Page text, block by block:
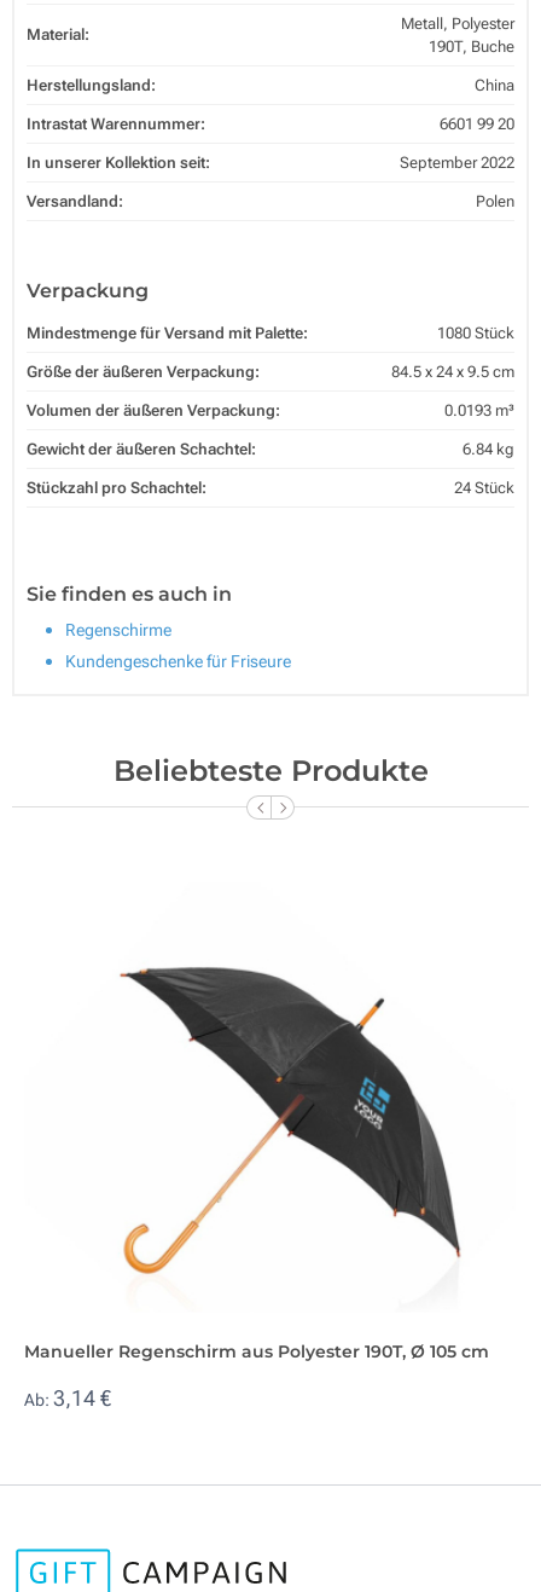
Material:
Metall, Polyester
190T, Buche
Herstellungsland: China
Intrastat Warennummer: 6601 99 20
In unserer Kollektion seit: September 2022
Versandland: Polen
Verpackung
Mindestmenge für Versand mit Palette: 1080 Stück
Größe der äußeren Verpackung: 84.5 x 24 x 9.5 cm
Volumen der äußeren Verpackung: 0.0193 m³
Gewicht der äußeren Schachtel: 6.84 kg
Stückzahl pro Schachtel: 24 Stück
Sie finden es auch in
Regenschirme
Kundengeschenke für Friseure
Beliebteste Produkte
Manueller Regenschirm aus Polyester 190T, Ø 105 cm
Ab: 3,14 €